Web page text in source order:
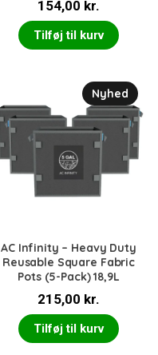
154,00 kr.
Tilføj til kurv
Nyhed
AC Infinity – Heavy Duty
Reusable Square Fabric
Pots (5-Pack) 18,9L
215,00 kr.
Tilføj til kurv